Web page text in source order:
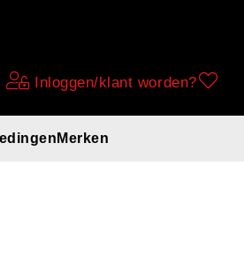
Inloggen/klant worden?
Merken